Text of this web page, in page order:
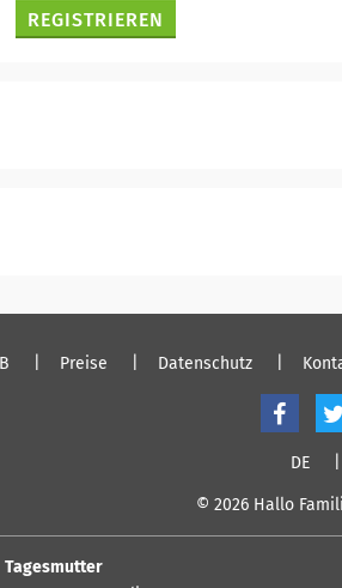
REGISTRIEREN
einloggen
Preise Datenschutz
DE
© 2026 Hallo
Tagesmutter